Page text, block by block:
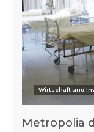
Wirtschaft und
Metropolia